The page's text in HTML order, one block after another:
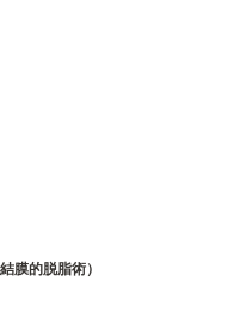
膜的脱脂術）